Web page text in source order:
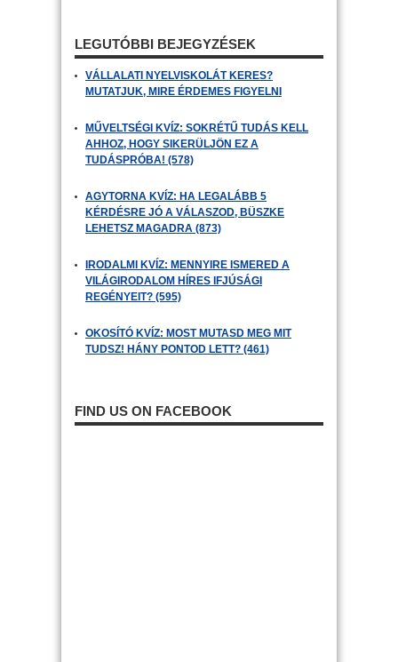
LEGUTÓBBI BEJEGYZÉSEK
VÁLLALATI NYELVISKOLÁT KERES?
MUTATJUK, MIRE ÉRDEMES FIGYELNI
MŰVELTSÉGI KVÍZ: SOKRÉTŰ TUDÁS KELL
AHHOZ, HOGY SIKERÜLJÖN EZ A
TUDÁSPRÓBA! (578)
AGYTORNA KVÍZ: HA LEGALÁBB 5
KÉRDÉSRE JÓ A VÁLASZOD, BÜSZKE
LEHETSZ MAGADRA (873)
IRODALMI KVÍZ: MENNYIRE ISMERED A
VILÁGIRODALOM HÍRES IFJÚSÁGI
REGÉNYEIT? (595)
OKOSÍTÓ KVÍZ: MOST MUTASD MEG MIT
TUDSZ! HÁNY PONTOD LETT? (461)
FIND US ON FACEBOOK